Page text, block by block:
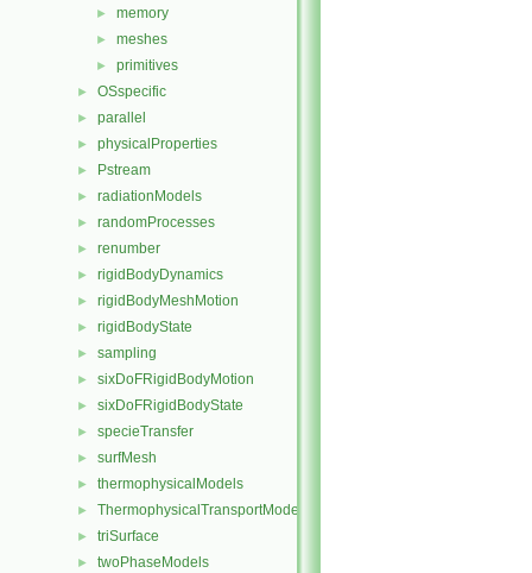
► memory
► meshes
► primitives
► OSspecific
► parallel
► physicalProperties
► Pstream
► radiationModels
► randomProcesses
► renumber
► rigidBodyDynamics
► rigidBodyMeshMotion
► rigidBodyState
► sampling
► sixDoFRigidBodyMotion
► sixDoFRigidBodyState
► specieTransfer
► surfMesh
► thermophysicalModels
► ThermophysicalTransportModels
► triSurface
► twoPhaseModels